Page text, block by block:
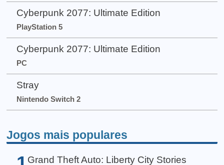
Cyberpunk 2077: Ultimate Edition
PlayStation 5
Cyberpunk 2077: Ultimate Edition
PC
Stray
Nintendo Switch 2
Jogos mais populares
Grand Theft Auto: Liberty City Stories